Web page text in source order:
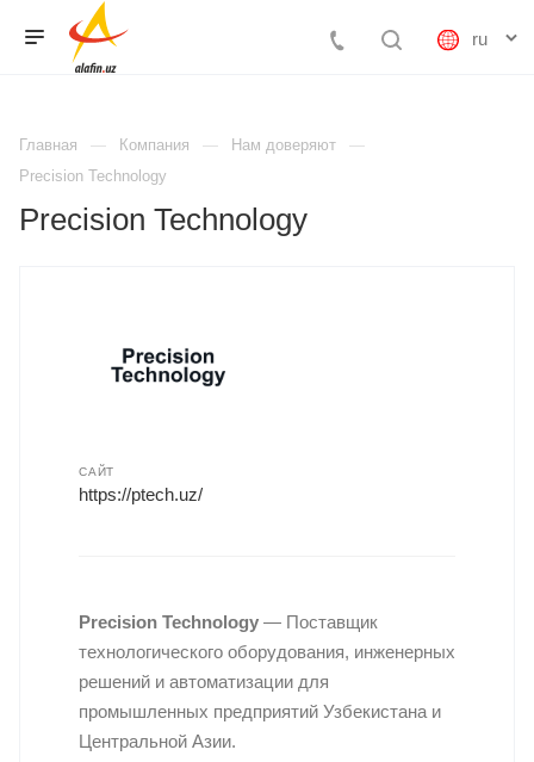
Главная Компания
Нам доверяют
Precision Technology
Precision Technology
САЙТ
https://ptech.uz/
Precision Technology — Поставщик
технологического оборудования, инженерных
решений и автоматизации для
промышленных предприятий Узбекистана и
Центральной Азии.